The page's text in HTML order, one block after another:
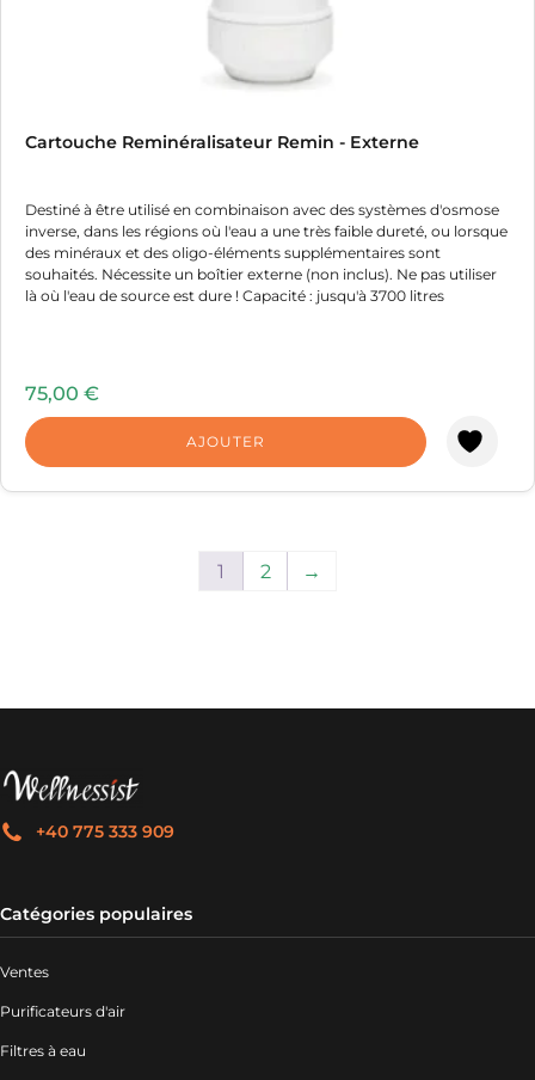
Cartouche Reminéralisateur Remin - Externe
Destiné à être utilisé en combinaison avec des systèmes d'osmose
inverse, dans les régions où l'eau a une très faible dureté, ou lorsque
des minéraux et des oligo-éléments supplémentaires sont
souhaités. Nécessite un boîtier externe (non inclus). Ne pas utiliser
là où l'eau de source est dure ! Capacité : jusqu'à 3700 litres
75,00 €
AJOUTER
1 2 →
+40 775 333 909
Catégories populaires
Ventes
Purificateurs d'air
Filtres à eau